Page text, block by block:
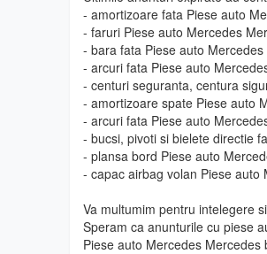
- amortizoare fata Piese auto
- faruri Piese auto Mercedes
- bara fata Piese auto
- arcuri fata Piese auto
- centuri seguranta, centura
- amortizoare spate Piese auto
- arcuri fata Piese auto
- bucsi, pivoti si bielete directie
- plansa bord Piese auto
- capac airbag volan Piese
Va multumim pentru intelegere
Speram ca anunturile cu piese
Piese auto Mercedes